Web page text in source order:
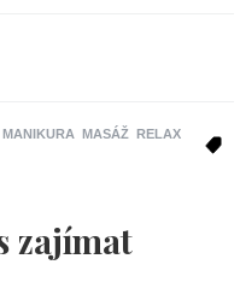
MANIKURA MASÁŽ RELAX
zajímat